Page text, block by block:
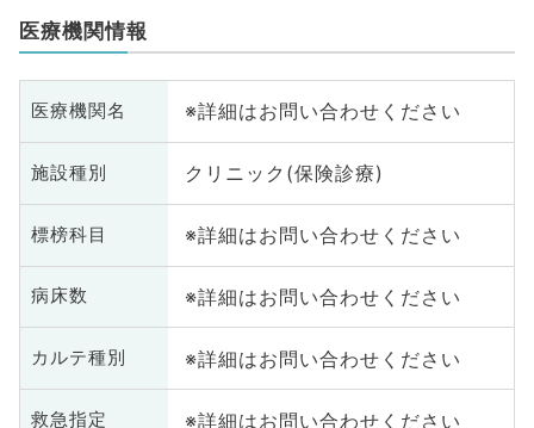
医療機関情報
医療機関名 ※詳細はお問い合わせください
施設種別 クリニック(保険診療)
標榜科目 ※詳細はお問い合わせください
病床数 ※詳細はお問い合わせください
カルテ種別 ※詳細はお問い合わせください
救急指定 ※詳細はお問い合わせください